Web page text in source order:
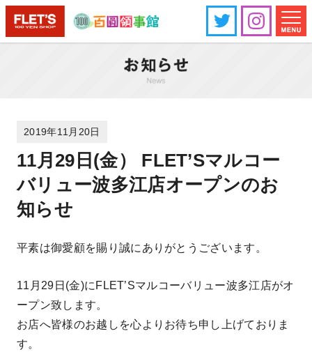
2019年11月20日
11月29日(金） FLET’Sマルコー
バリュー波多江店オープンのお
知らせ
平素は御愛顧を賜り誠にありがとうございます。
11月29日(金)にFLET’Sマルコーバリュー波多江店がオ
ープン致します。
お店へ皆様のお越しを心よりお待ち申し上げておりま
す。